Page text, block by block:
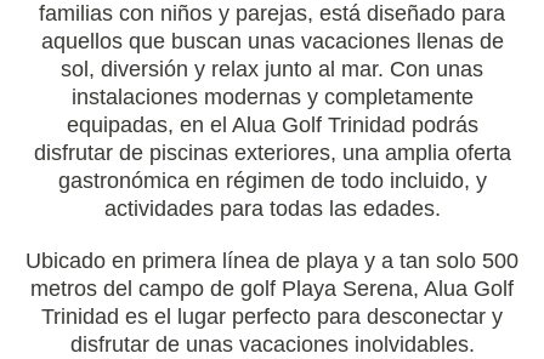
familias con niños y parejas, está diseñado para
aquellos que buscan unas vacaciones llenas de
sol, diversión y relax junto al mar. Con unas
instalaciones modernas y completamente
equipadas, en el Alua Golf Trinidad podrás
disfrutar de piscinas exteriores, una amplia oferta
gastronómica en régimen de todo incluido, y
actividades para todas las edades.
Ubicado en primera línea de playa y a tan solo 500
metros del campo de golf Playa Serena, Alua Golf
Trinidad es el lugar perfecto para desconectar y
disfrutar de unas vacaciones inolvidables.